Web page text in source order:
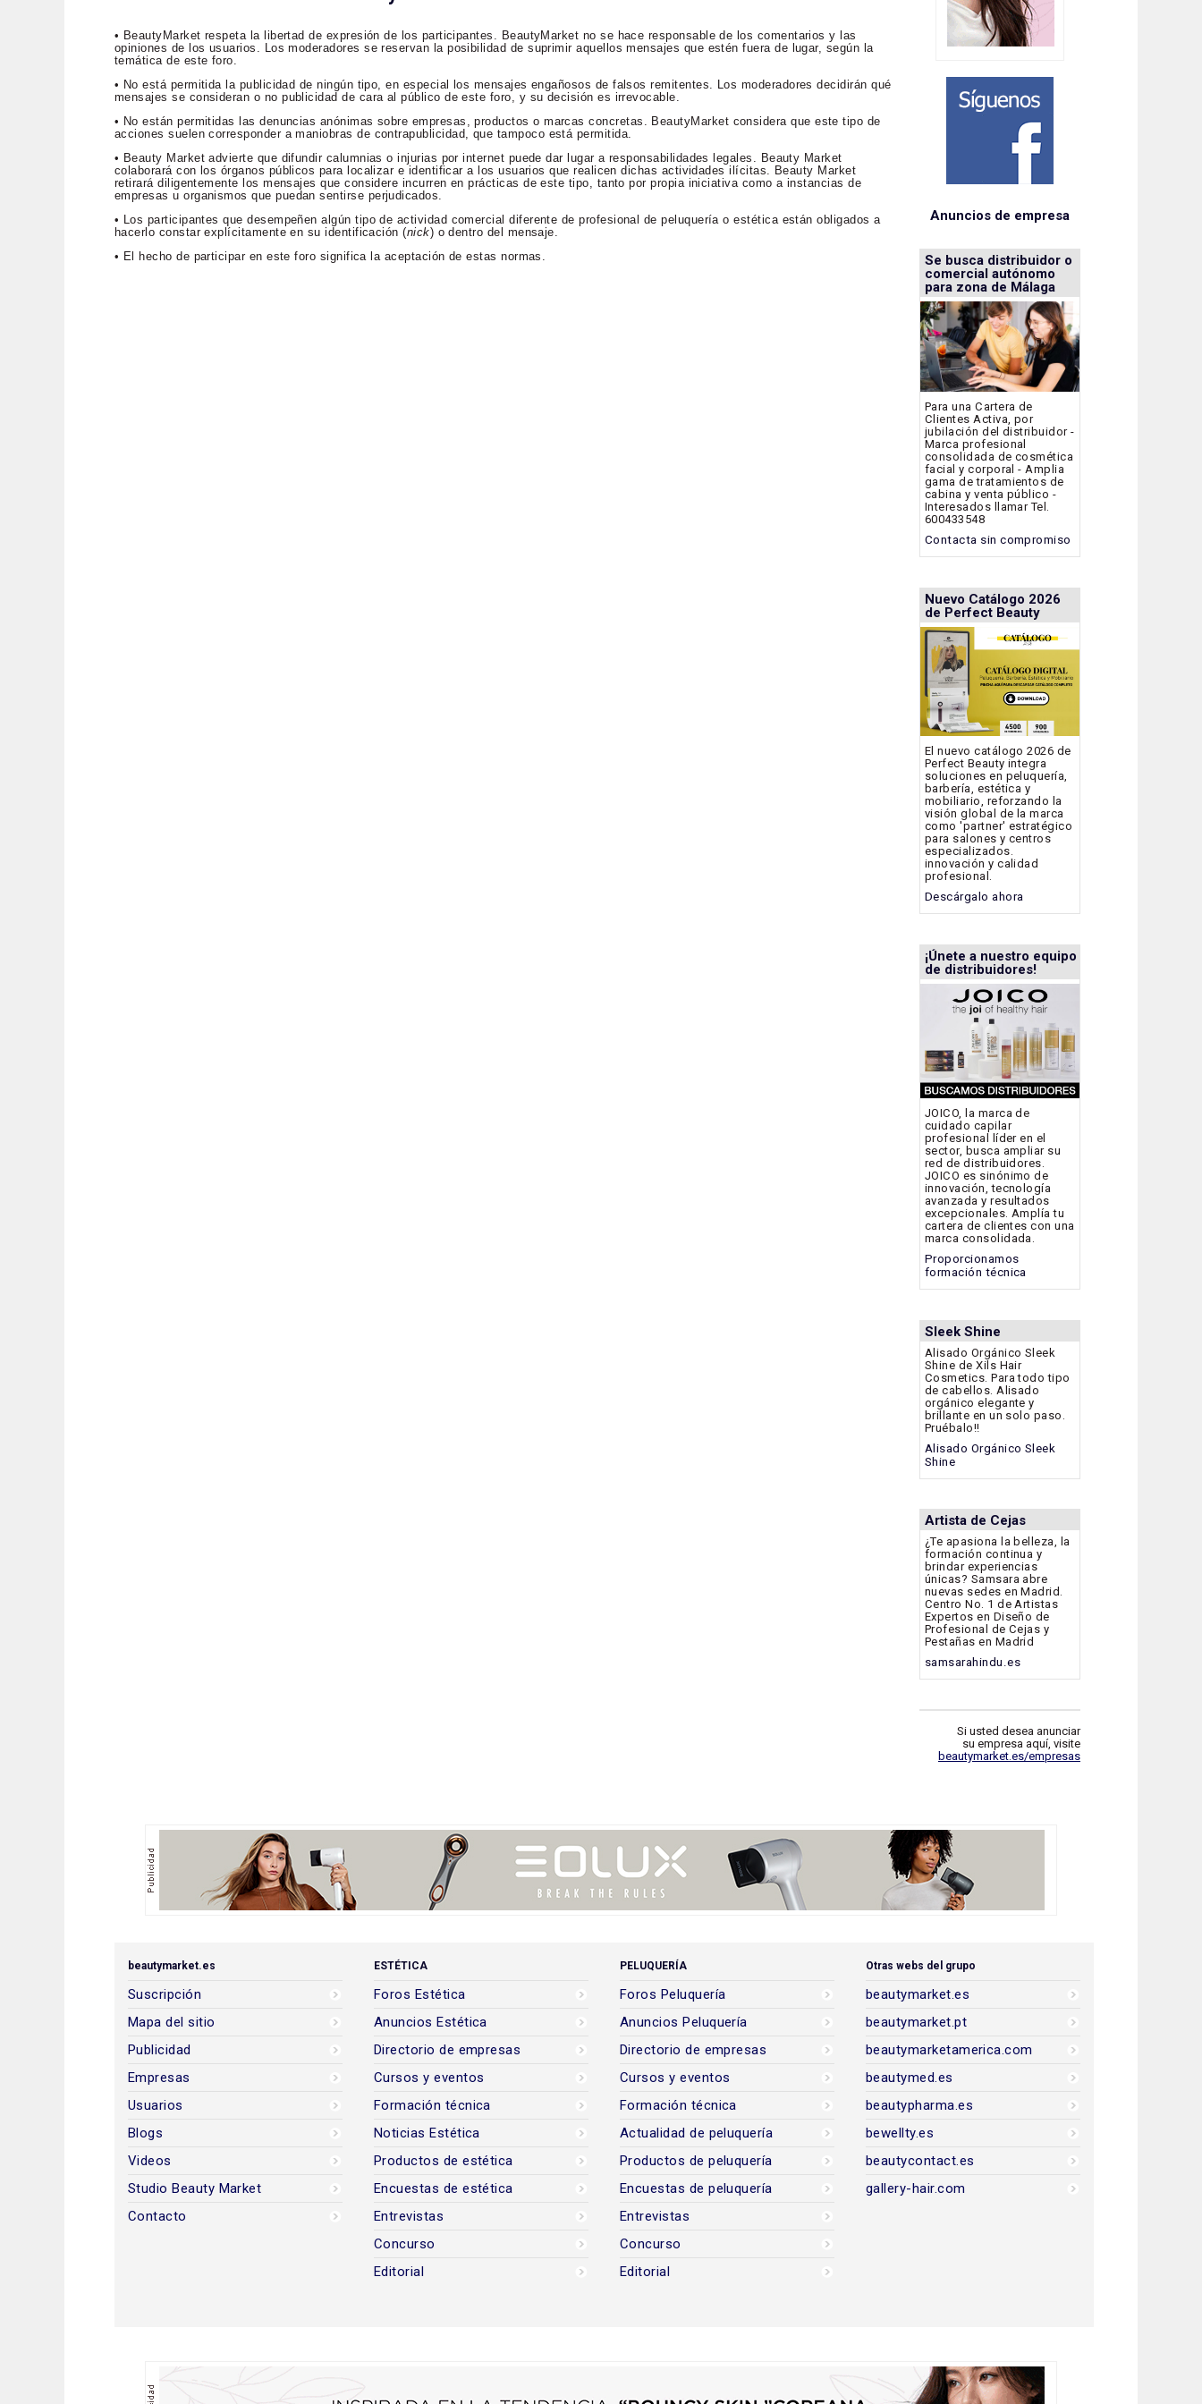
• BeautyMarket respeta la libertad de expresión de los participantes. BeautyMarket no se hace responsable de los comentarios y las
opiniones de los usuarios. Los moderadores se reservan la posibilidad de suprimir aquellos mensajes que estén fuera de lugar, según la
temática de este foro.
• No está permitida la publicidad de ningún tipo, en especial los mensajes engañosos de falsos remitentes. Los moderadores decidirán qué
mensajes se consideran o no publicidad de cara al público de este foro, y su decisión es irrevocable.
• No están permitidas las denuncias anónimas sobre empresas, productos o marcas concretas. BeautyMarket considera que este tipo de
acciones suelen corresponder a maniobras de contrapublicidad, que tampoco está permitida.
• Beauty Market advierte que difundir calumnias o injurias por internet puede dar lugar a responsabilidades legales. Beauty Market
colaborará con los órganos públicos para localizar e identificar a los usuarios que realicen dichas actividades ilícitas. Beauty Market
retirará diligentemente los mensajes que considere incurren en prácticas de este tipo, tanto por propia iniciativa como a instancias de
empresas u organismos que puedan sentirse perjudicados.
• Los participantes que desempeñen algún tipo de actividad comercial diferente de profesional de peluquería o estética están obligados a
hacerlo constar explícitamente en su identificación (nick) o dentro del mensaje.
• El hecho de participar en este foro significa la aceptación de estas normas.
Anuncios de empresa
Se busca distribuidor o
comercial autónomo
para zona de Málaga
Para una Cartera de
Clientes Activa, por
jubilación del distribuidor -
Marca profesional
consolidada de cosmética
facial y corporal - Amplia
gama de tratamientos de
cabina y venta público -
Interesados llamar Tel.
600433548
Contacta sin compromiso
Nuevo Catálogo 2026
de Perfect Beauty
El nuevo catálogo 2026 de
Perfect Beauty integra
soluciones en peluquería,
barbería, estética y
mobiliario, reforzando la
visión global de la marca
como 'partner' estratégico
para salones y centros
especializados.
innovación y calidad
profesional.
Descárgalo ahora
¡Únete a nuestro equipo
de distribuidores!
JOICO, la marca de
cuidado capilar
profesional líder en el
sector, busca ampliar su
red de distribuidores.
JOICO es sinónimo de
innovación, tecnología
avanzada y resultados
excepcionales. Amplía tu
cartera de clientes con una
marca consolidada.
Proporcionamos
formación técnica
Sleek Shine
Alisado Orgánico Sleek
Shine de Xils Hair
Cosmetics. Para todo tipo
de cabellos. Alisado
orgánico elegante y
brillante en un solo paso.
Pruébalo!!
Alisado Orgánico Sleek
Shine
Artista de Cejas
¿Te apasiona la belleza, la
formación continua y
brindar experiencias
únicas? Samsara abre
nuevas sedes en Madrid.
Centro No. 1 de Artistas
Expertos en Diseño de
Profesional de Cejas y
Pestañas en Madrid
samsarahindu.es
Si usted desea anunciar
su empresa aquí, visite
beautymarket.es/empresas
beautymarket.es
Suscripción
Mapa del sitio
Publicidad
Empresas
Usuarios
Blogs
Videos
Studio Beauty Market
Contacto
ESTÉTICA
Foros Estética
Anuncios Estética
Directorio de empresas
Cursos y eventos
Formación técnica
Noticias Estética
Productos de estética
Encuestas de estética
Entrevistas
Concurso
Editorial
PELUQUERÍA
Foros Peluquería
Anuncios Peluquería
Directorio de empresas
Cursos y eventos
Formación técnica
Actualidad de peluquería
Productos de peluquería
Encuestas de peluquería
Entrevistas
Concurso
Editorial
Otras webs del grupo
beautymarket.es
beautymarket.pt
beautymarketamerica.com
beautymed.es
beautypharma.es
bewellty.es
beautycontact.es
gallery-hair.com